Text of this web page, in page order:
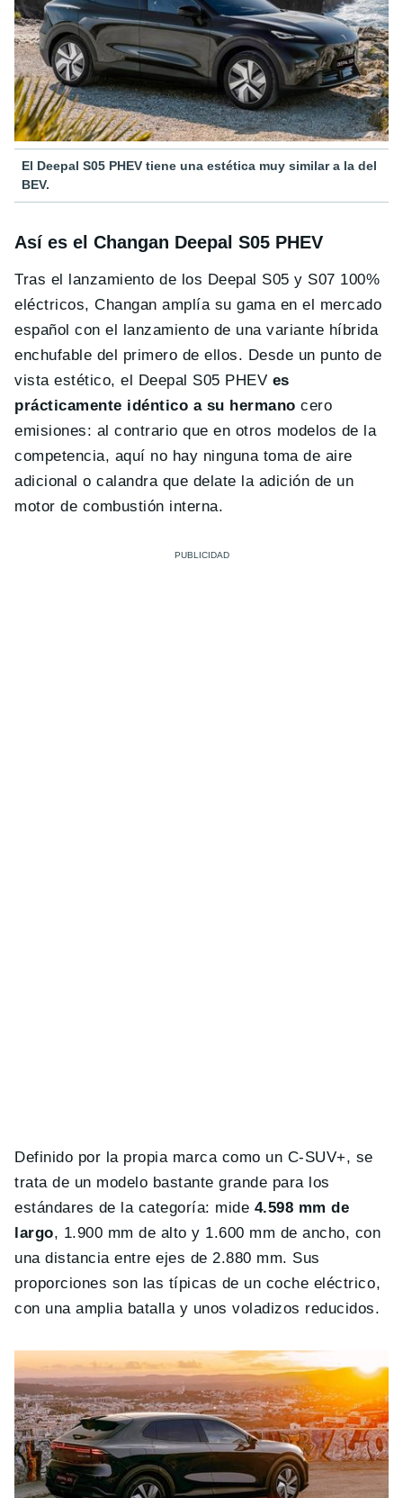
El Deepal S05 PHEV tiene una estética muy similar a la del
BEV.
Así es el Changan Deepal S05 PHEV
Tras el lanzamiento de los Deepal S05 y S07 100%
eléctricos, Changan amplía su gama en el mercado
español con el lanzamiento de una variante híbrida
enchufable del primero de ellos. Desde un punto de
vista estético, el Deepal S05 PHEV es
prácticamente idéntico a su hermano cero
emisiones: al contrario que en otros modelos de la
competencia, aquí no hay ninguna toma de aire
adicional o calandra que delate la adición de un
motor de combustión interna.
Definido por la propia marca como un C-SUV+, se
trata de un modelo bastante grande para los
estándares de la categoría: mide 4.598 mm de
largo, 1.900 mm de alto y 1.600 mm de ancho, con
una distancia entre ejes de 2.880 mm. Sus
proporciones son las típicas de un coche eléctrico,
con una amplia batalla y unos voladizos reducidos.